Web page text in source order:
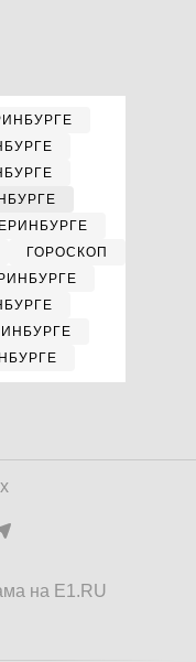
ГОРОСКОП
на E1.RU